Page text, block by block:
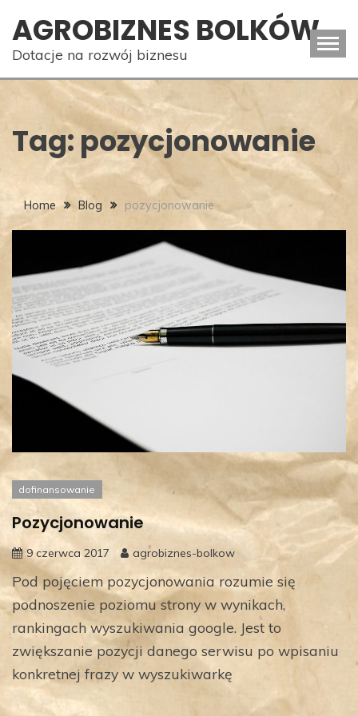
content
AGROBIZNES BOLKÓW
Dotacje na rozwój biznesu
Tag: pozycjonowanie
Home Blog pozycjonowanie
dofinansowanie
Pozycjonowanie
9 czerwca 2017 agrobiznes-bolkow
Pod pojęciem pozycjonowania rozumie się
podnoszenie poziomu strony w wynikach,
rankingach wyszukiwania google. Jest to
zwiększanie pozycji danego serwisu po wpisaniu
konkretnej frazy w wyszukiwarkę